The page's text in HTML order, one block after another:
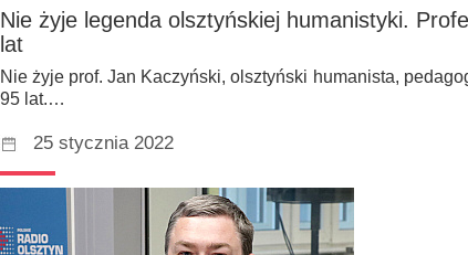
Nie żyje legenda olsztyńskiej humanistyki.
lat
Nie żyje prof. Jan Kaczyński, olsztyński humanista,
95 lat.…
25 stycznia 2022